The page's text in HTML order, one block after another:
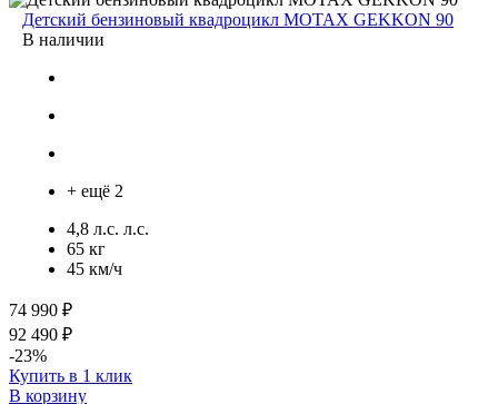
Детский бензиновый квадроцикл MOTAX GEKKON 90
В наличии
+ ещё 2
4,8 л.с. л.с.
65 кг
45 км/ч
74 990 ₽
92 490 ₽
-23%
Купить в 1 клик
В корзину